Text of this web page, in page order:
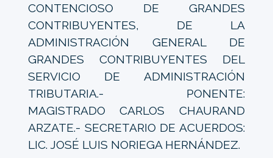
CONTENCIOSO DE GRANDES
CONTRIBUYENTES, DE LA
ADMINISTRACIÓN GENERAL DE
GRANDES CONTRIBUYENTES DEL
SERVICIO DE ADMINISTRACIÓN
TRIBUTARIA.- PONENTE:
MAGISTRADO CARLOS CHAURAND
ARZATE.- SECRETARIO DE ACUERDOS:
LIC. JOSÉ LUIS NORIEGA HERNÁNDEZ.